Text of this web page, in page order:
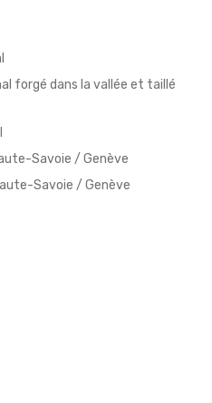
forgé dans la vallée et taillé
Savoie / Genève
Savoie / Genève